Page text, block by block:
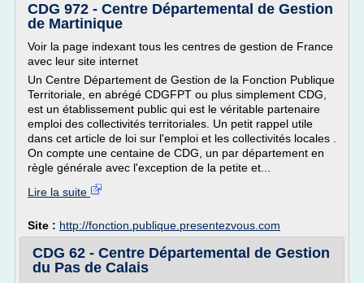
CDG 972 - Centre Départemental de Gestion
de Martinique
Voir la page indexant tous les centres de gestion de France
avec leur site internet
Un Centre Département de Gestion de la Fonction Publique
Territoriale, en abrégé CDGFPT ou plus simplement CDG,
est un établissement public qui est le véritable partenaire
emploi des collectivités territoriales. Un petit rappel utile
dans cet article de loi sur l'emploi et les collectivités locales .
On compte une centaine de CDG, un par département en
règle générale avec l'exception de la petite et...
Lire la suite
Site : http://fonction.publique.presentezvous.com
CDG 62 - Centre Départemental de Gestion
du Pas de Calais